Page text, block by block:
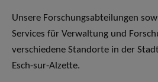
Unsere Forschungsabteilungen
Services für Verwaltung und
verschiedene Standorte in der
Esch-sur-Alzette.